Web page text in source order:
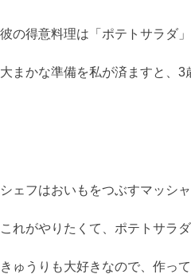
彼の得意料理は「ポテトサラダ」
大まかな準備を私が済ますと、3
シェフはおいもをつぶすマッシ
これがやりたくて、ポテトサラ
きゅうりも大好きなので、作っ